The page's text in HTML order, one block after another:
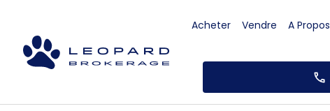
Acheter Vendre A Propos